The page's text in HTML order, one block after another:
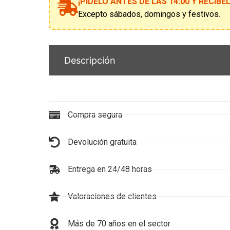
lista
de
espera
Excepto sábados, domingos y festivos.
Descripción
Compra segura
Devolución gratuita
Entrega en 24/48 horas
Valoraciones de clientes
Más de 70 años en el sector